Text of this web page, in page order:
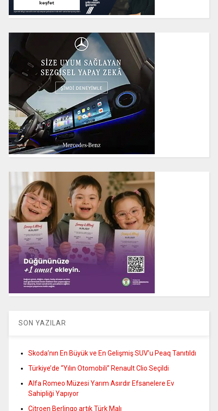
SON YAZILAR
Skoda’nın En Büyük ve En Gelişmiş SUV’u Peaq Tanıtıldı
Türkiye’de “Yılın Otomobili” Renault Clio Seçildi
Alfa Romeo Müzesi Yarım Asırdır Efsanelere Ev
Sahipliği Yapıyor
Citroen Berlingo artık Türk Malı